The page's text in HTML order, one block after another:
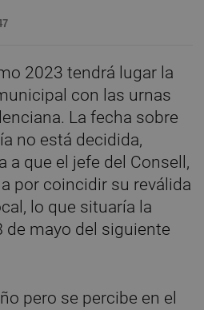
2023 tendrá lugar la
con las urnas
La fecha sobre
no está decidida,
a que el jefe del Consell,
por coincidir su reválida
lo que situaría la
de mayo del siguiente
pero se percibe en el